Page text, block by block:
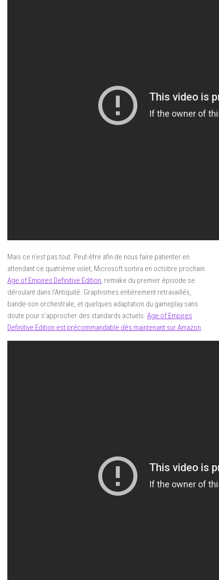
Mais ce n’est pas tout. Peut-être afin de nous faire patienter en
attendant ce quatrième volet, Microsoft sortira en octobre prochain
Age of Empires Definitive Edition, remake du premier épisode se
déroulant dans l’Antiquité. Graphismes entièrement retravaillés,
bande-son orchestrale, et quelques adaptation du gameplay sans
doute pour s’approcher des standards actuels. Age of Empires
Definitive Edition est précommandable dès maintenant sur Amazon.